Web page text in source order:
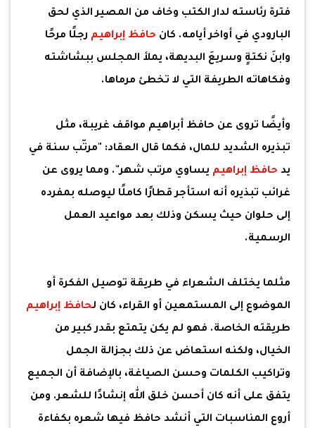
فترة رئاسته لدار الكتب وخاف من المصير الذي لحق
البارودي في أواخر أيامه. كان حافظ إبراهيم رجلًا مرحًا
وابنَ نكتةٍ وسريعَ البديهة، يملأ المجلس ببشاشته
وفكاهاته الطريفة التي لا تخطئ مرماها.
وأيضًا تروى عن حافظ أبراهيم مواقف غريبة، مثل
تبذيره الشديد للمال، فكما قال العقاد: "مرتّب سنة في
يد حافظ إبراهيم يساوي مرتب شهر". ومما يروى عن
غرائب تبذيره أنه استأجر قطارًا كاملًا ليوصله بمفرده
إلى حلوان حيث يسكن وذلك بعد مواعيد العمل
الرسمية.
مثلما يختلف الشعراء في طريقة توصيل الفكرة أو
الموضوع إلى المستمعين أو القراء، كان لحافظ إبراهيم
طريقته الخاصة. فهو لم يكن يتمتع بقدر كبير من
الخيال، ولكنه استعاض عن ذلك بجزالة الجمل
وتراكيب الكلمات وحسن الصياغة، بالإضافة أن الجميع
يتفق على أنه كان أحسن خلق الله إنشادًا للشعر. ومن
أروع المناسبات التي أنشد حافظ فيها شعره بكفاءة